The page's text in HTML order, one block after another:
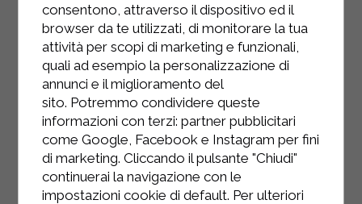
INSTAGRAM
FACEBOOK
consentono, attraverso il dispositivo ed il
browser da te utilizzati, di monitorare la tua
attività per scopi di marketing e funzionali,
quali ad esempio la personalizzazione di
annunci e il miglioramento del
sito. Potremmo condividere queste
informazioni con terzi: partner pubblicitari
come Google, Facebook e Instagram per fini
di marketing. Cliccando il pulsante "Chiudi"
continuerai la navigazione con le
impostazioni cookie di default. Per ulteriori